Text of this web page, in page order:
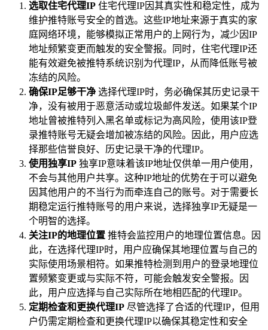
选取住宅代理IP 住宅代理IP因其真实性和稳定性，成为
维护推特账号安全的首选。这些IP地址来源于真实的家
庭网络环境，能够模拟正常用户的上网行为，减少因IP
地址频繁变更而触发的安全警报。同时，住宅代理IP还
能有效避免被推特系统识别为代理IP，从而降低账号被
冻结的风险。
确保IP足够干净 选择代理IP时，务必确保其历史记录干
净，没有被用于恶意活动或垃圾邮件发送。如果某个IP
地址曾被推特列入黑名单或标记为高风险，使用该IP登
录推特账号无疑会增加被冻结的风险。因此，用户应选
择那些信誉良好、历史记录干净的代理IP。
使用独享IP 独享IP意味着该IP地址仅供单一用户使用，
不会与其他用户共享。这种IP地址的优势在于可以避免
因其他用户的不当行为而牵连自己的账号。对于需要长
期稳定运行推特账号的用户来说，选择独享IP无疑是一
个明智的选择。
关注IP的地理位置 推特会监控用户的地理位置信息。因
此，在选择代理IP时，用户应确保其地理位置与自己的
实际使用场景相符。如果推特检测到用户的登录地理位
置频繁变更或与实际不符，可能会触发安全警报。因
此，用户应选择与自己实际所在地相匹配的代理IP。
定期检查和更换代理IP 尽管选择了合适的代理IP，但用
户仍需定期检查和更换代理IP以确保其稳定性和安全